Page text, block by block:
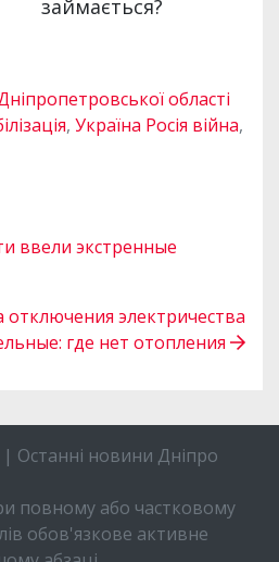
області
, Україна Росія війна,
ввели экстренные
отключения электричества
где нет отопления
Останні новини Дніпро
повному або частковому
обов'язкове активне